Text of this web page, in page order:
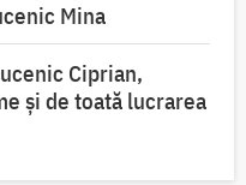
Mina
Ciprian,
și de toată lucrarea